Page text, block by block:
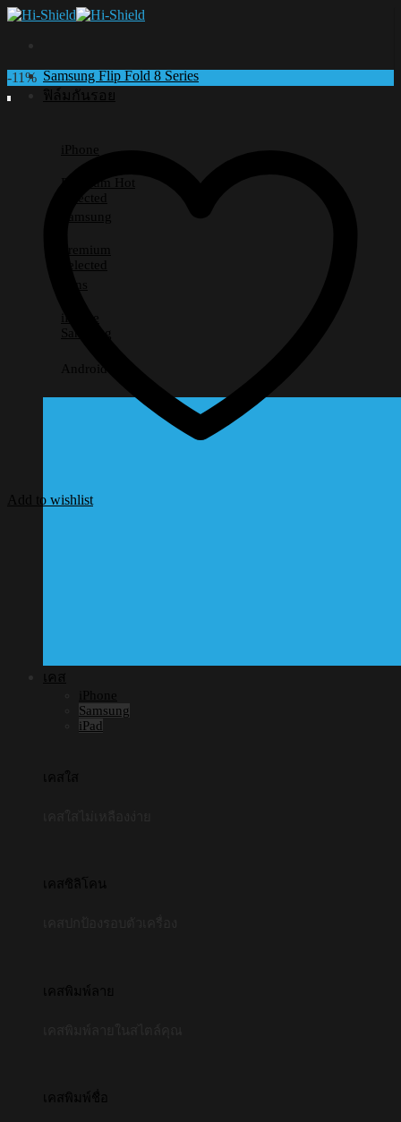
Skip
Samsung Flip Fold 8 Series
ฟิล์มกันรอย
iPhone
Premium
Selected
Samsung
Premium
Selected
Lens
iPhone
Samsung
Android อื่นๆ
เคส
iPhone
Samsung
iPad
เคสใส
เคสซิลิโคน
เคสพิมพ์ลาย
เคสพิมพ์ชื่อ
-11%
Add to wishlist